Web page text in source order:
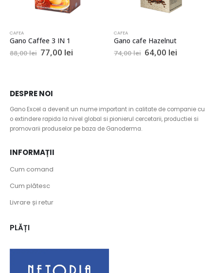
1
leiPrețul
curent
Gano cafe Hazelnut
74,00 leiPrețul
curent
Gano Caffee
79,00
Termeni si conditii
Politică de confidențialitate
DESPRE NOI
Gano Excel a devenit un nume important in calitate de companie cu
o extindere rapida la nivel global si pionierul cercetarii, productiei si
promovarii produselor pe baza de Ganoderma.
INFORMAȚII
Cum comand
Cum plătesc
Livrare și retur
PLĂȚI